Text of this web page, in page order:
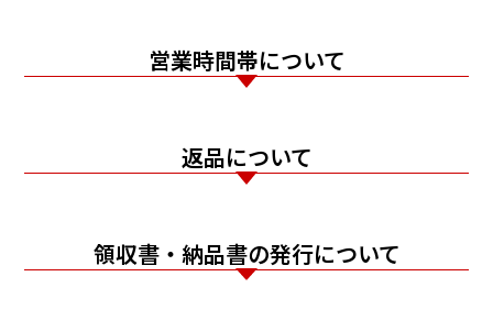
営業時間帯について
返品について
領収書・納品書の発行について